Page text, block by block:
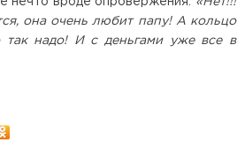
она очень любит папу! А кольцо
так надо! И с деньгами уже все в